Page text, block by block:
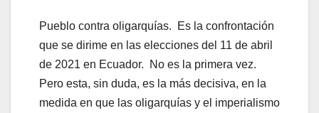
Pueblo contra oligarquías. Es la confrontación
que se dirime en las elecciones del 11 de abril
de 2021 en Ecuador. No es la primera vez.
Pero esta, sin duda, es la más decisiva, en la
medida en que las oligarquías y el imperialismo